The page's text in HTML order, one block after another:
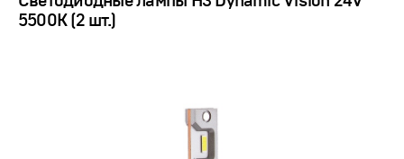
5500K (2 шт.)